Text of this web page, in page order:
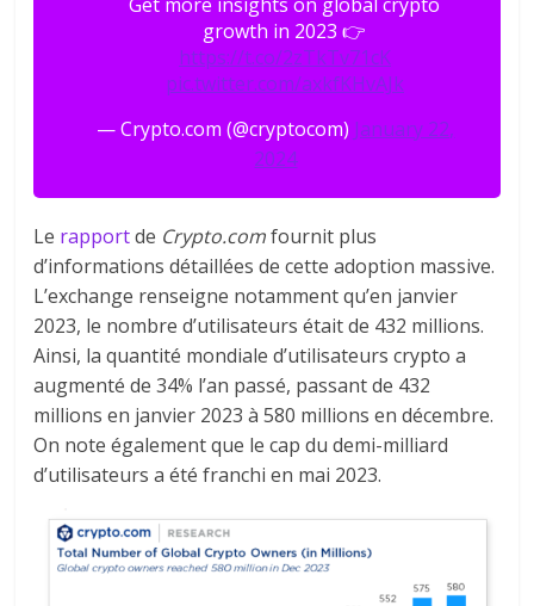
growth in 2023 👉
https://t.co/2zTkTv71cK
pic.twitter.com/axkfKHvAJk
— Crypto.com (@cryptocom) January 22,
2024
Le rapportde Crypto.comfournit plus
d’informations détaillées de cette adoption massive.
L’exchange renseigne notamment qu’en janvier
2023, le nombre d’utilisateurs était de 432 millions.
Ainsi, la quantité mondiale d’utilisateurs crypto a
augmenté de 34% l’an passé, passant de 432
millions en janvier 2023 à 580 millions en décembre.
On note également que le cap du demi-milliard
d’utilisateurs a été franchi en mai 2023.